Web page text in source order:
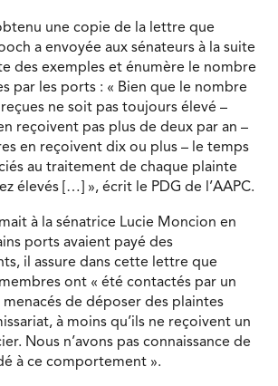
une copie de la lettre que
a envoyée aux sénateurs à la suite
des exemples et énumère le nombre
par les ports : « Bien que le nombre
ne soit pas toujours élevé –
reçoivent pas plus de deux par an –
en reçoivent dix ou plus – le temps
au traitement de chaque plainte
élevés […] », écrit le PDG de l’AAPC.
à la sénatrice Lucie Moncion en
ports avaient payé des
il assure dans cette lettre que
ont « été contactés par un
de déposer des plaintes
à moins qu’ils ne reçoivent un
Nous n’avons pas connaissance de
à ce comportement ».